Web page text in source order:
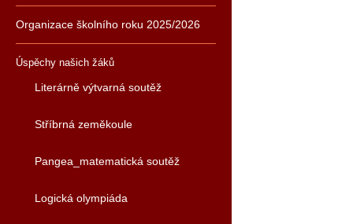
Organizace školního roku 2025/2026
Úspěchy našich žáků
Literárně výtvarná soutěž
Stříbrná zeměkoule
Pangea_matematická soutěž
Logická olympiáda